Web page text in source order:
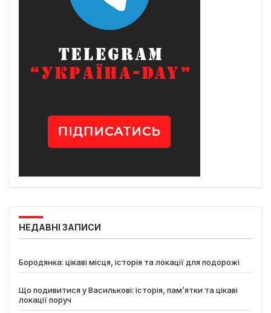
НЕДАВНІ ЗАПИСИ
Бородянка: цікаві місця, історія та локації для подорожі
Що подивитися у Василькові: історія, пам’ятки та цікаві
локації поруч